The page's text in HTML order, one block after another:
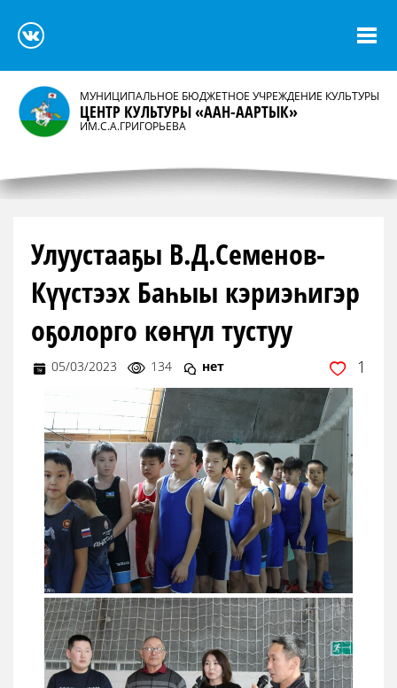
МУНИЦИПАЛЬНОЕ БЮДЖЕТНОЕ УЧРЕЖДЕНИЕ КУЛЬТУРЫ
ЦЕНТР КУЛЬТУРЫ «ААН-ААРТЫК»
ИМ.С.А.ГРИГОРЬЕВА
Улуустааҕы В.Д.Семенов-
Күүстээх Баһыы кэриэһигэр
оҕолорго көҥүл тустуу
05/03/2023 134 нет 1